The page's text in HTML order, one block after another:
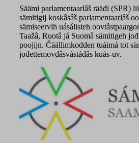
Säämi parlamentaarlâš rääđi (SPR)
sämitigij koskâsâš parlamentaarlâš
sämiseervih uásálisteh
Taažâ, Ruotâ já Suomâ sämitigeh
poojijn. Čäällimkodden tuáimá tot
jođettemovdâsvástádâs kuás-uv.